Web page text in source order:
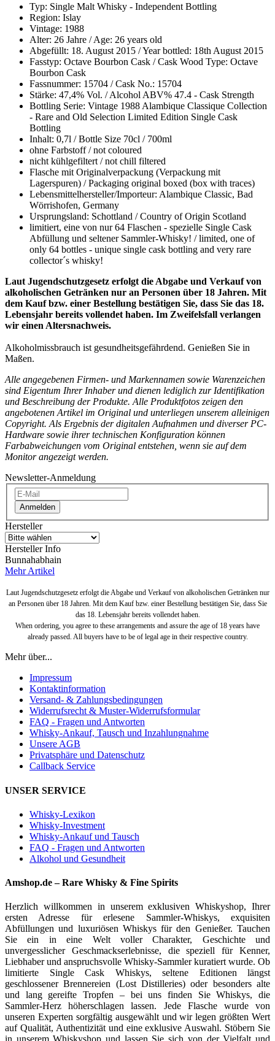
Typ: Single Malt Whisky - Independent Bottling
Region: Islay
Vintage: 1988
Alter: 26 Jahre / Age: 26 years old
Abgefüllt: 18. August 2015 / Year bottled: 18th August 2015
Fasstyp: Octave Bourbon Cask / Cask Wood Type: Octave
Bourbon Cask
Fassnummer: 15704 / Cask No.: 15704
Stärke: 47,4% Vol. / Alcohol ABV% 47.4 - Cask Strength
Bottling Serie: Vintage 1988 Alambique Classique Collection
- Rare and Old Selection Limited Edition Single Cask
Bottling
Inhalt: 0,7l / Bottle Size 70cl / 700ml
ohne Farbstoff / not coloured
nicht kühlgefiltert / not chill filtered
Flasche mit Originalverpackung (Verpackung mit
Lagerspuren) / Packaging original boxed (box with traces)
Lebensmittelhersteller/Importeur: Alambique Classic, Bad
Wörrishofen, Germany
Ursprungsland: Schottland / Country of Origin Scotland
limitiert, eine von nur 64 Flaschen - spezielle Single Cask
Abfüllung und seltener Sammler-Whisky! / limited, one of
only 64 bottles - unique single cask bottling and very rare
collector´s whisky!
Laut Jugendschutzgesetz erfolgt die Abgabe und Verkauf von
alkoholischen Getränken nur an Personen über 18 Jahren. Mit
dem Kauf bzw. einer Bestellung bestätigen Sie, dass Sie das 18.
Lebensjahr bereits vollendet haben. Im Zweifelsfall verlangen
wir einen Altersnachweis.
Alkoholmissbrauch ist gesundheitsgefährdend. Genießen Sie in
Maßen.
Alle angegebenen Firmen- und Markennamen sowie Warenzeichen
sind Eigentum Ihrer Inhaber und dienen lediglich zur Identifikation
und Beschreibung der Produkte. Alle Produktfotos zeigen den
angebotenen Artikel im Original und unterliegen unserem alleinigen
Copyright. Als Ergebnis der digitalen Aufnahmen und diverser PC-
Hardware sowie ihrer technischen Konfiguration können
Farbabweichungen vom Original entstehen, wenn sie auf dem
Monitor angezeigt werden.
Newsletter-Anmeldung
Anmelden
Hersteller
Hersteller Info
Bunnahabhain
Mehr Artikel
Laut Jugendschutzgesetz erfolgt die Abgabe und Verkauf von alkoholischen Getränken nur
an Personen über 18 Jahren. Mit dem Kauf bzw. einer Bestellung bestätigen Sie, dass Sie
das 18. Lebensjahr bereits vollendet haben.
When ordering, you agree to these arrangements and assure the age of 18 years have
already passed. All buyers have to be of legal age in their respective country.
Mehr über...
Impressum
Kontaktinformation
Versand- & Zahlungsbedingungen
Widerrufsrecht & Muster-Widerrufsformular
FAQ - Fragen und Antworten
Whisky-Ankauf, Tausch und Inzahlungnahme
Unsere AGB
Privatsphäre und Datenschutz
Callback Service
UNSER SERVICE
Whisky-Lexikon
Whisky-Investment
Whisky-Ankauf und Tausch
FAQ - Fragen und Antworten
Alkohol und Gesundheit
Amshop.de – Rare Whisky & Fine Spirits
Herzlich willkommen in unserem exklusiven Whiskyshop, Ihrer
ersten Adresse für erlesene Sammler-Whiskys, exquisiten
Abfüllungen und luxuriösen Whiskys für den Genießer. Tauchen
Sie ein in eine Welt voller Charakter, Geschichte und
unvergesslicher Geschmackserlebnisse, die speziell für Kenner,
Liebhaber und anspruchsvolle Whisky-Sammler kuratiert wurde. Ob
limitierte Single Cask Whiskys, seltene Editionen längst
geschlossener Brennereien (Lost Distilleries) oder besonders alte
und lang gereifte Tropfen – bei uns finden Sie Whiskys, die
Sammler-Herz höherschlagen lassen. Jede Flasche wurde von
unseren Experten sorgfältig ausgewählt und wir legen größten Wert
auf Qualität, Authentizität und eine exklusive Auswahl. Stöbern Sie